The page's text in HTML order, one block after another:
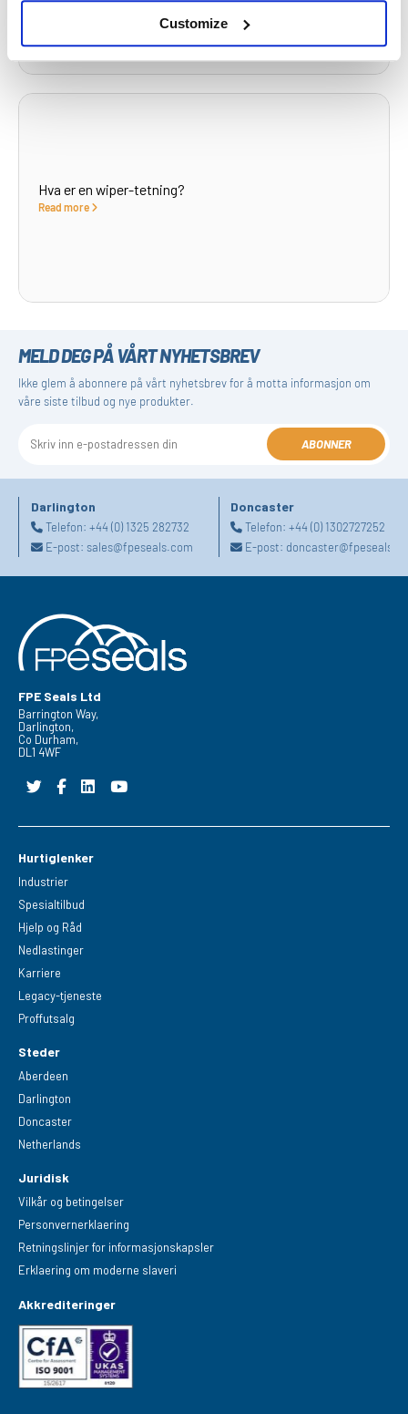
Customize
Hva er en wiper-tetning?
Read more
MELD DEG PÅ VÅRT NYHETSBREV
Ikke glem å abonnere på vårt nyhetsbrev for å motta informasjon om
våre siste tilbud og nye produkter.
ABONNER
Darlington
Telefon: +44 (0) 1325 282732
E-post: sales@fpeseals.com
Doncaster
Telefon:+44 (0) 1302727252
E-post:
FPE Seals Ltd
Barrington Way,
Darlington,
Co Durham,
DL1 4WF
Hurtiglenker
Industrier
Spesialtilbud
Hjelp og Råd
Nedlastinger
Karriere
Legacy-tjeneste
Proffutsalg
Steder
Aberdeen
Darlington
Doncaster
Netherlands
Juridisk
Vilkår og betingelser
Personvernerklaering
Retningslinjer for informasjonskapsler
Erklaering om moderne slaveri
Akkrediteringer